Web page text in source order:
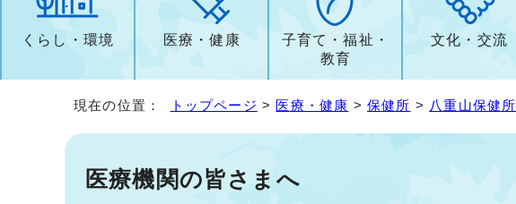
くらし・環境 医療・健康
子育て・福祉・
教育
文化・交流
現在の位置： トップページ > 医療・健康 >保健所 > 八重山保健所
医療機関の皆さまへ